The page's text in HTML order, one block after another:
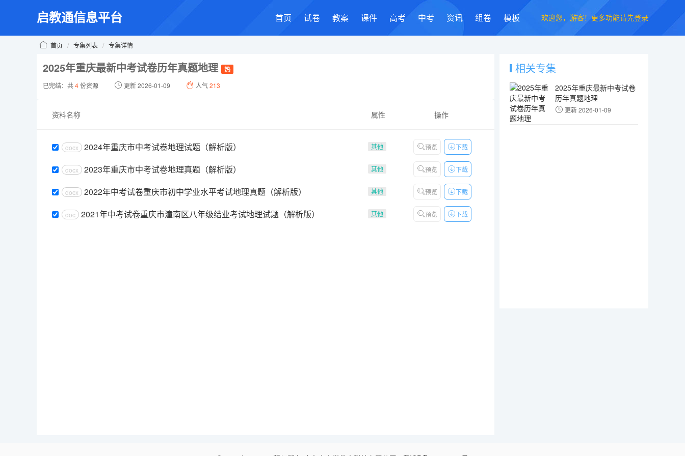
启教通信息平台 欢迎您，游客！更多功能请先登录
首页 试卷 教案 课件 高考 中考 资讯 组卷 模板
首页 / 专集列表 / 专集详情
2025年重庆最新中考试卷历年真题地理 热
已完结：共4份资源 更新 2026-01-09 人气213
资料名称 属性 操作
docx 2024年重庆市中考试卷地理试题（解析版） 其他 预览 下载
docx 2023年重庆市中考试卷地理真题（解析版） 其他 预览 下载
docx 2022年中考试卷重庆市初中学业水平考试地理真题（解析版） 其他 预览 下载
doc 2021年中考试卷重庆市潼南区八年级结业考试地理试题（解析版） 其他 预览 下载
相关专集
2025年重庆最新中考试卷
历年真题地理
更新 2026-01-09